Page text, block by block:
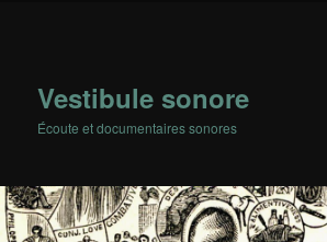
Vestibule sonore
Écoute et documentaires sonores